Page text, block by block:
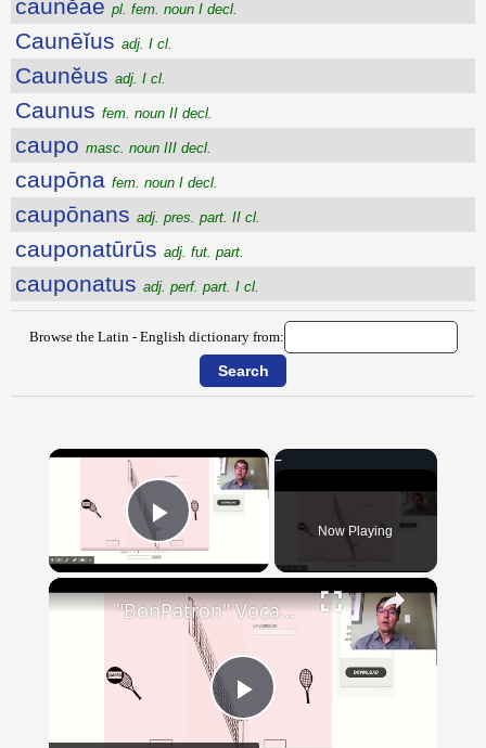
caunĕae pl. fem. noun I decl.
Caunēĭus adj. I cl.
Caunĕus adj. I cl.
Caunus fem. noun II decl.
caupo masc. noun III decl.
caupōna fem. noun I decl.
caupōnans adj. pres. part. II cl.
cauponatūrūs adj. fut. part.
cauponatus adj. perf. part. I cl.
Browse the Latin - English dictionary from:
×
Play Video Now Playing
×
Play
"BonPatron" Vocabulary - Clothing